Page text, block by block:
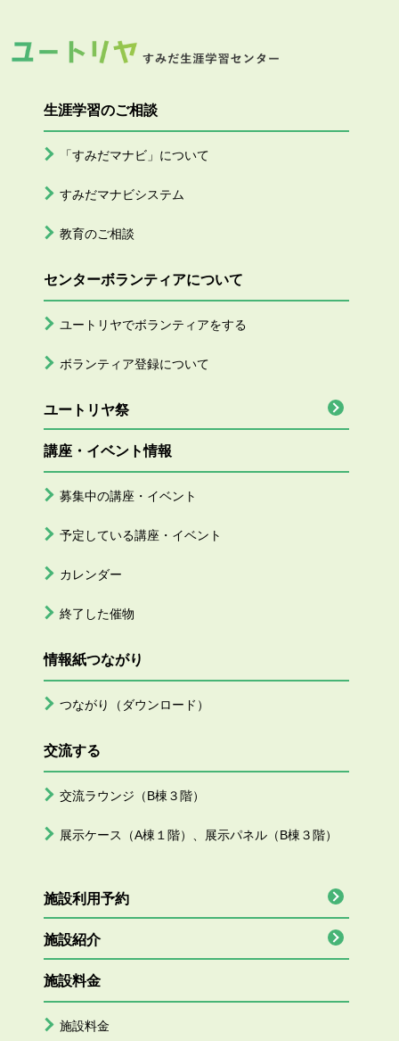
生涯学習のご相談
「すみだマナビ」について
すみだマナビシステム
教育のご相談
センターボランティアについて
ユートリヤでボランティアをする
ボランティア登録について
ユートリヤ祭
講座・イベント情報
募集中の講座・イベント
予定している講座・イベント
カレンダー
終了した催物
情報紙つながり
つながり（ダウンロード）
交流する
交流ラウンジ（B棟３階）
展示ケース（A棟１階）、展示パネル（B棟３階）
施設利用予約
施設紹介
施設料金
施設料金